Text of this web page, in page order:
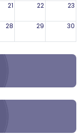
21 22 23
28 29 30